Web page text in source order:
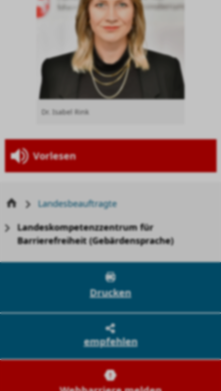
Vorlesen
Dr. Isabel Rink
Landesbeauftragte
Landeskompetenzzentrum für
Barrierefreiheit (Gebärdensprache)
Drucken
empfehlen